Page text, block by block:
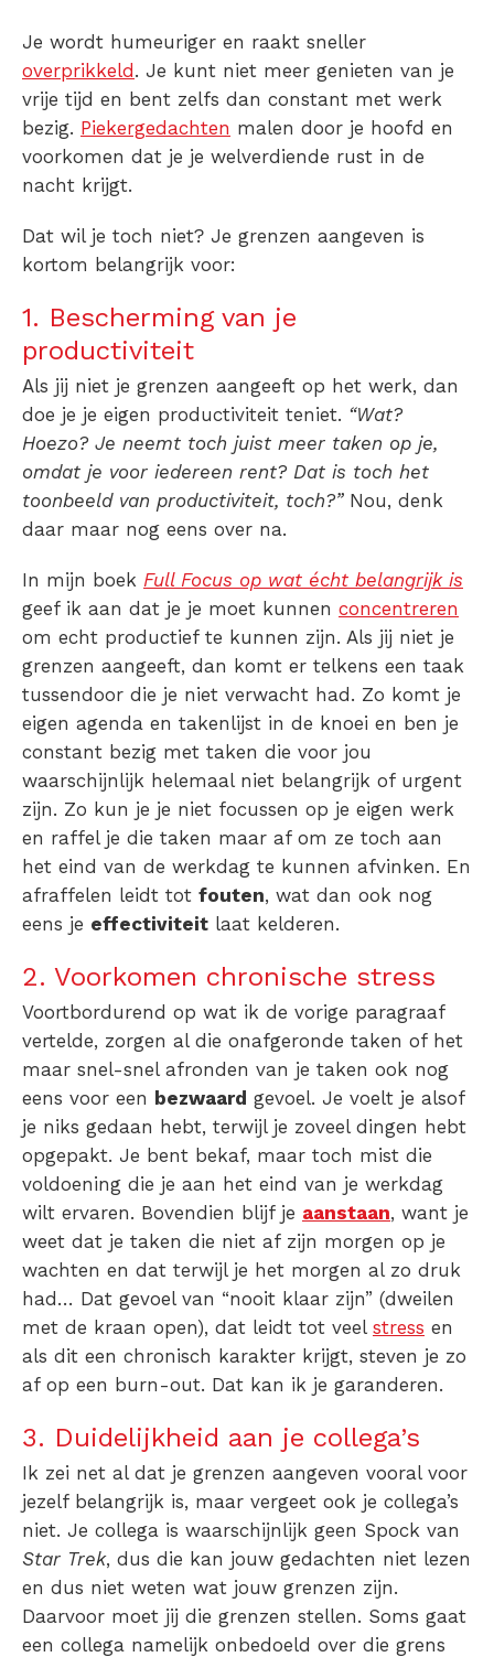
Je wordt humeuriger en raakt sneller
overprikkeld. Je kunt niet meer genieten van je
vrije tijd en bent zelfs dan constant met werk
bezig. Piekergedachten malen door je hoofd en
voorkomen dat je je welverdiende rust in de
nacht krijgt.
Dat wil je toch niet? Je grenzen aangeven is
kortom belangrijk voor:
1. Bescherming van je
productiviteit
Als jij niet je grenzen aangeeft op het werk, dan
doe je je eigen productiviteit teniet. “Wat?
Hoezo? Je neemt toch juist meer taken op je,
omdat je voor iedereen rent? Dat is toch het
toonbeeld van productiviteit, toch?”Nou, denk
daar maar nog eens over na.
In mijn boek Full Focus op wat écht belangrijk is
geef ik aan dat je je moet kunnen concentreren
om echt productief te kunnen zijn. Als jij niet je
grenzen aangeeft, dan komt er telkens een taak
tussendoor die je niet verwacht had. Zo komt je
eigen agenda en takenlijst in de knoei en ben je
constant bezig met taken die voor jou
waarschijnlijk helemaal niet belangrijk of urgent
zijn. Zo kun je je niet focussen op je eigen werk
en raffel je die taken maar af om ze toch aan
het eind van de werkdag te kunnen afvinken. En
afraffelen leidt tot fouten, wat dan ook nog
eens je effectiviteit laat kelderen.
2. Voorkomen chronische stress
Voortbordurend op wat ik de vorige paragraaf
vertelde, zorgen al die onafgeronde taken of het
maar snel-snel afronden van je taken ook nog
eens voor een bezwaard gevoel. Je voelt je alsof
je niks gedaan hebt, terwijl je zoveel dingen hebt
opgepakt. Je bent bekaf, maar toch mist die
voldoening die je aan het eind van je werkdag
wilt ervaren. Bovendien blijf je aanstaan, want je
weet dat je taken die niet af zijn morgen op je
wachten en dat terwijl je het morgen al zo druk
had… Dat gevoel van “nooit klaar zijn” (dweilen
met de kraan open), dat leidt tot veel stress en
als dit een chronisch karakter krijgt, steven je zo
af op een burn-out. Dat kan ik je garanderen.
3. Duidelijkheid aan je collega’s
Ik zei net al dat je grenzen aangeven vooral voor
jezelf belangrijk is, maar vergeet ook je collega’s
niet. Je collega is waarschijnlijk geen Spock van
Star Trek, dus die kan jouw gedachten niet lezen
en dus niet weten wat jouw grenzen zijn.
Daarvoor moet jij die grenzen stellen. Soms gaat
een collega namelijk onbedoeld over die grens